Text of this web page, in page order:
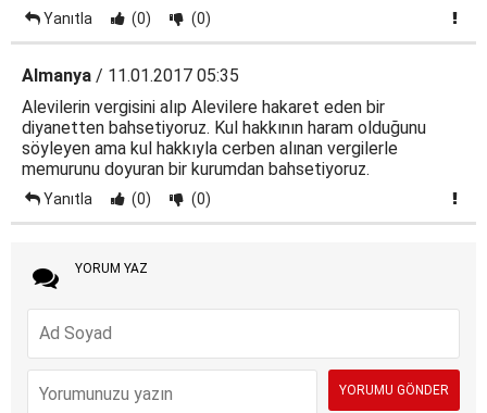
Yanıtla (0) (0)
Almanya / 11.01.2017 05:35
Alevilerin vergisini alıp Alevilere hakaret eden bir
diyanetten bahsetiyoruz. Kul hakkının haram olduğunu
söyleyen ama kul hakkıyla cerben alınan vergilerle
memurunu doyuran bir kurumdan bahsetiyoruz.
Yanıtla (0) (0)
YORUM YAZ